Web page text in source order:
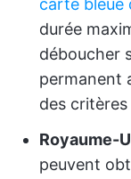
carte bleue
durée
déboucher
permanent
des
Royaume-
peuvent